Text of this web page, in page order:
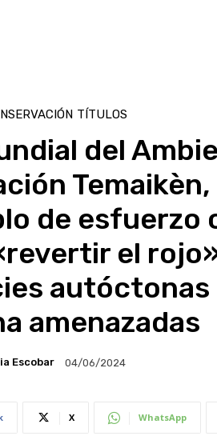
TÍTULOS
del
Temaikèn,
de esfuerzo
el
autóctonas
amenazadas
Escobar 04/06/2024
X WhatsApp